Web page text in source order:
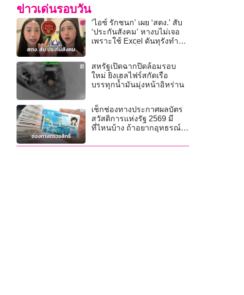
ข่าวเด่นรอบวัน
‘ไอซ์ รักชนก’ เผย ‘สตง.’ สับ
‘ประกันสังคม’ หางบไม่เจอ
เพราะใช้ Excel ดันทุรังทำ
สหรัฐเปิดฉากปิดล้อมรอบ
ใหม่ ยิงเฮลไฟร์สกัดเรือ
บรรทุกน้ำมันมุ่งหน้าอิหร่าน
เช็กช่องทางประกาศผลบัตร
สวัสดิการแห่งรัฐ 2569 มี
ที่ไหนบ้าง ถ้าอยากอุทธรณ์